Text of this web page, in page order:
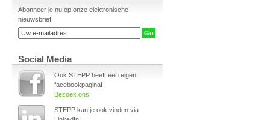
Abonneer je nu op onze elektronische
nieuwsbrief!
Social Media
Ook STEPP heeft een eigen
facebookpagina!
Bezoek ons
STEPP kan je ook vinden via